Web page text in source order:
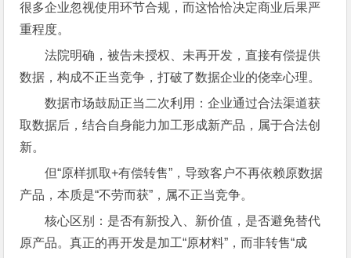
很多企业忽视使用环节合规，而这恰恰决定商业后果严
重程度。
法院明确，被告未授权、未再开发，直接有偿提供
数据，构成不正当竞争，打破了数据企业的侥幸心理。
数据市场鼓励正当二次利用：企业通过合法渠道获
取数据后，结合自身能力加工形成新产品，属于合法创
新。
但“原样抓取+有偿转售”，导致客户不再依赖原数据
产品，本质是“不劳而获”，属不正当竞争。
核心区别：是否有新投入、新价值，是否避免替代
原产品。真正的再开发是加工“原材料”，而非转售“成